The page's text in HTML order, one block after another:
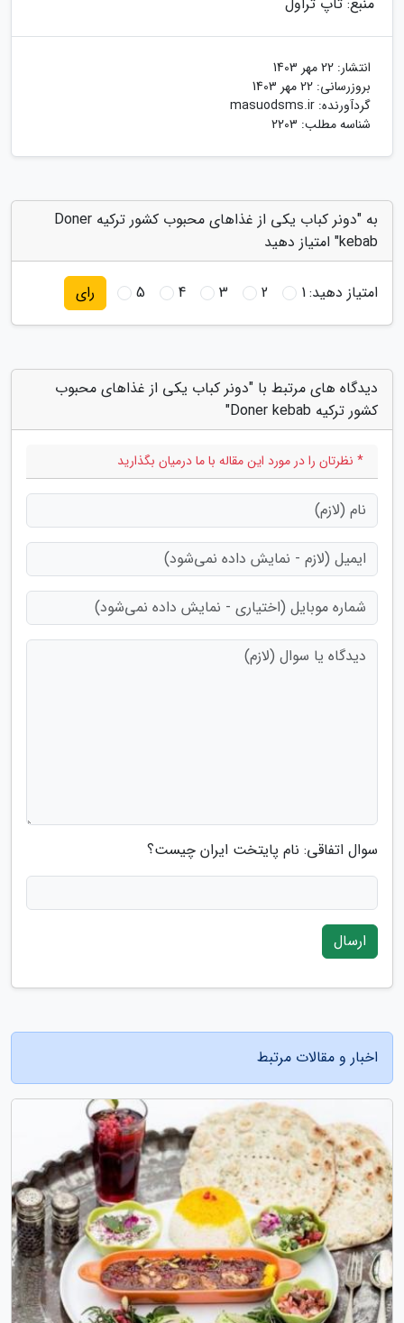
انتشار: 22 مهر 1403
بروزرسانی: 22 مهر 1403
گردآورنده: masuodsms.ir
شناسه مطلب: 2203
به "دونر کباب یکی از غذاهای محبوب کشور ترکیه Doner
kebab" امتیاز دهید
امتیاز دهید:1
2
3
4
5 رای
دیدگاه های مرتبط با "دونر کباب یکی از غذاهای محبوب
کشور ترکیه Doner kebab"
* نظرتان را در مورد این مقاله با ما درمیان بگذارید
سوال اتفاقی: نام پایتخت ایران چیست؟
ارسال
اخبار و مقالات مرتبط